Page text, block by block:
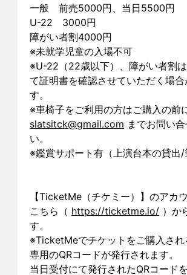
一般　前売5000円、当日5500
U-22　3000円
障がい者割4000円
※未就学児童の入場不可
※U-22（22歳以下）、障がい者割
て証明書を確認させていただく場合
す。
※車椅子をご利用の方はご購入の前
slatsitck@gmail.com までお問い
い。
※鑑賞サポート有（上演台本の貸出/
【TicketMe（チケミー）】のアカ
こちら（ https://ticketme.io/ ）か
す。
※TicketMeでチケットをご購入され
専用のQRコードが発行されます。
当日受付にて発行されたQRコード